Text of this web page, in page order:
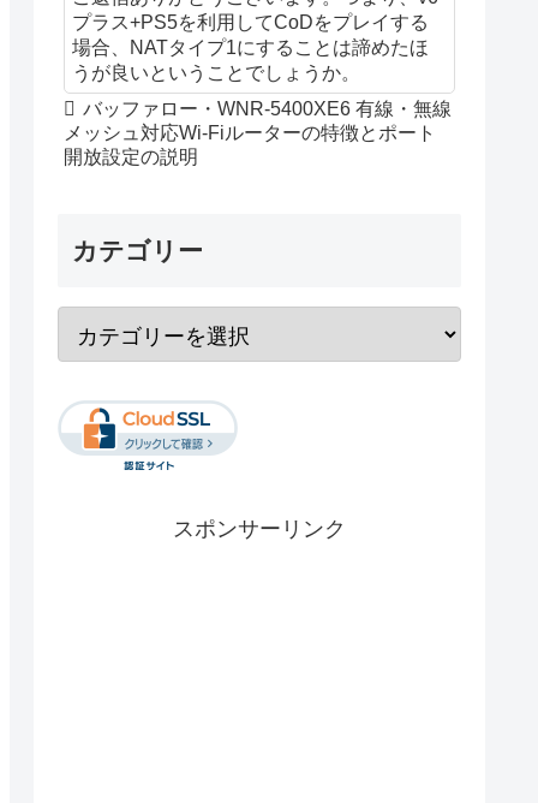
プラス+PS5を利用してCoDをプレイする
場合、NATタイプ1にすることは諦めたほ
うが良いということでしょうか。
バッファロー・WNR-5400XE6 有線・無線
メッシュ対応Wi-Fiルーターの特徴とポート
開放設定の説明
カテゴリー
スポンサーリンク